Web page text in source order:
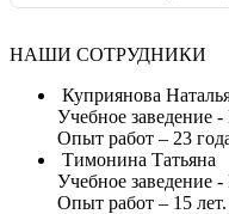
НАШИ СОТРУДНИКИ
Куприянова
Учебное
Опыт работ – 23
Тимонина Татьяна
Учебное
Опыт работ – 15 лет.